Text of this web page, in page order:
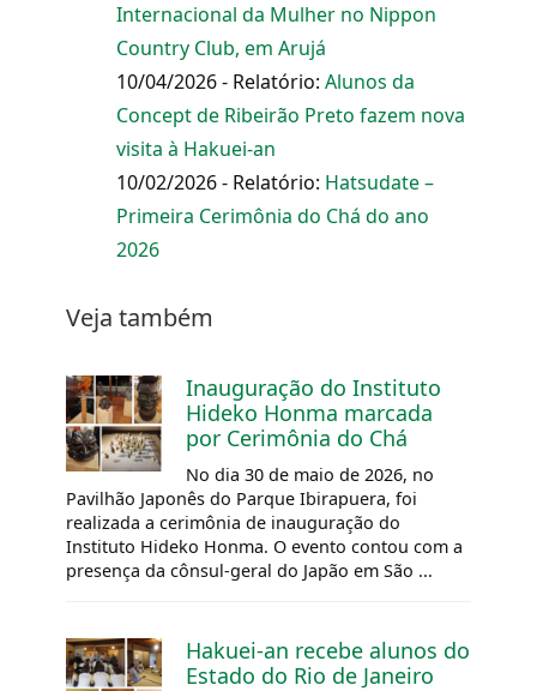
Internacional da Mulher no Nippon
Country Club, em Arujá
10/04/2026 - Relatório: Alunos da
Concept de Ribeirão Preto fazem nova
visita à Hakuei-an
10/02/2026 - Relatório: Hatsudate –
Primeira Cerimônia do Chá do ano
2026
Veja também
Inauguração do Instituto
Hideko Honma marcada
por Cerimônia do Chá
No dia 30 de maio de 2026, no
Pavilhão Japonês do Parque Ibirapuera, foi
realizada a cerimônia de inauguração do
Instituto Hideko Honma. O evento contou com a
presença da cônsul-geral do Japão em São ...
Hakuei-an recebe alunos do
Estado do Rio de Janeiro